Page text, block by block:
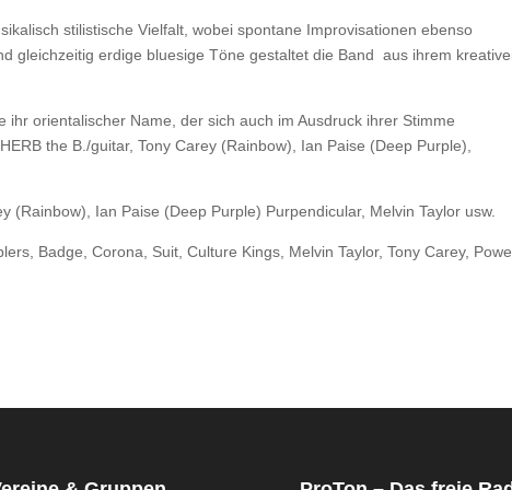
stilistische Vielfalt, wobei spontane Improvisationen ebenso
gleichzeitig erdige bluesige Töne gestaltet die Band aus ihrem
ihr orientalischer Name, der sich auch im Ausdruck ihrer Stimme
the B./guitar, Tony Carey (Rainbow), Ian Paise (Deep Purple),
(Rainbow), Ian Paise (Deep Purple) Purpendicular, Melvin Taylor usw.
Badge, Corona, Suit, Culture Kings, Melvin Taylor, Tony Carey,